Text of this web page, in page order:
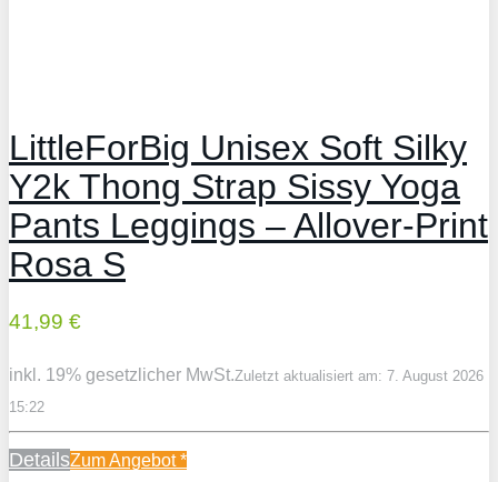
LittleForBig Unisex Soft Silky
Y2k Thong Strap Sissy Yoga
Pants Leggings – Allover-Print
Rosa S
41,99 €
inkl. 19% gesetzlicher MwSt.Zuletzt aktualisiert am: 7. August 2026
15:22
DetailsZum Angebot*